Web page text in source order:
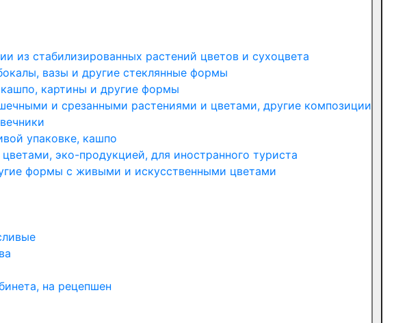
из стабилизированных растений цветов и сухоцвета
вазы и другие стеклянные формы
картины и другие формы
и срезанными растениями и цветами, другие композиции
упаковке, кашпо
эко-продукцией, для иностранного туриста
формы с живыми и искусственными цветами
на рецепшен